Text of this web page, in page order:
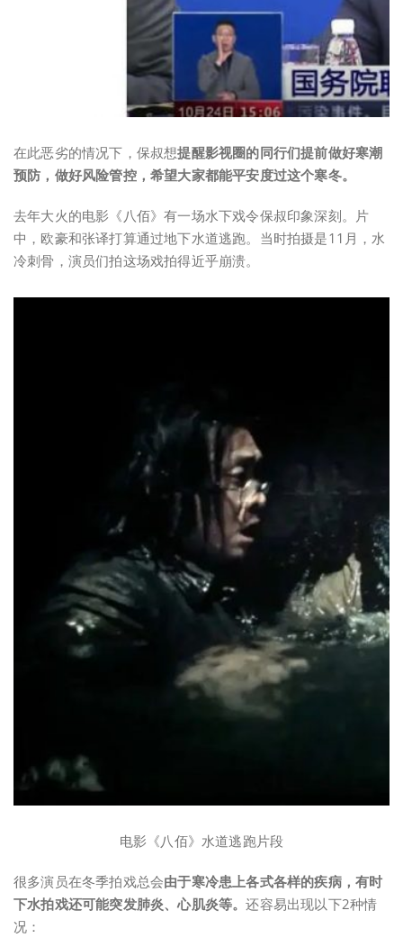
在此恶劣的情况下，保叔想提醒影视圈的同行们提前做好寒潮
预防，做好风险管控，希望大家都能平安度过这个寒冬。
去年大火的电影《八佰》有一场水下戏令保叔印象深刻。片
中，欧豪和张译打算通过地下水道逃跑。当时拍摄是11月，水
冷刺骨，演员们拍这场戏拍得近乎崩溃。
电影《八佰》水道逃跑片段
很多演员在冬季拍戏总会由于寒冷患上各式各样的疾病，有时
下水拍戏还可能突发肺炎、心肌炎等。还容易出现以下2种情
况：